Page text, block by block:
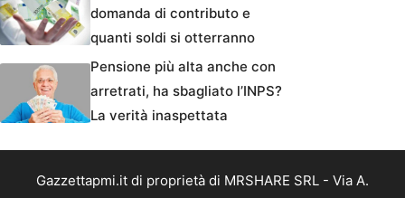
domanda di contributo e
quanti soldi si otterranno
Pensione più alta anche con
arretrati, ha sbagliato l’INPS?
La verità inaspettata
Gazzettapmi.it di proprietà di MRSHARE SRL - Via A.